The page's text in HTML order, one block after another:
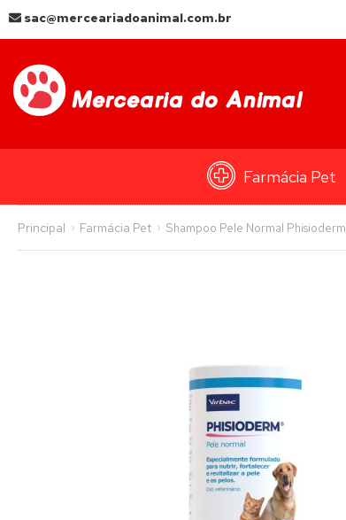
sac@merceariadoanimal.com.br
Farmácia Pet
Principal Farmácia Pet Shampoo Pele Normal Phisioderm